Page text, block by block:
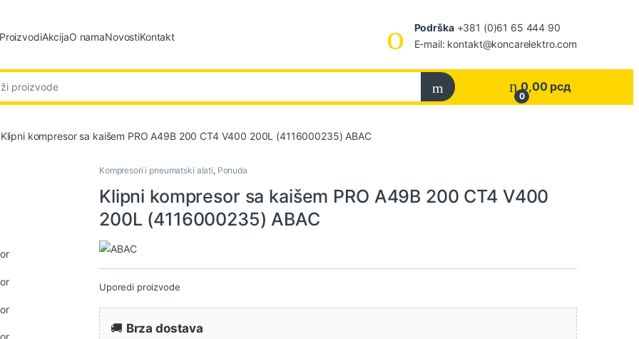
ProizvodiAkcijaO namaNovostiKontakt
Podrška+381 (0)61 65 444 90
E-mail: kontakt@koncarelektro.com
0
0,00 рсд
Klipni kompresor sa kaišem PRO A49B 200 CT4 V400 200L (4116000235) ABAC
Kompresori i pneumatski alati, Ponuda
Klipni kompresor sa kaišem PRO A49B 200 CT4 V400
200L (4116000235) ABAC
Uporedi proizvode
🚚 Brza dostava